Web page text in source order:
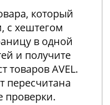
который
с хештегом
в одной
и получите
товаров AVEL.
пересчитана
проверки.